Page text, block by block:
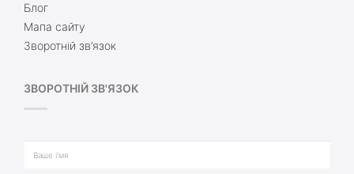
Блог
Мапа сайту
Зворотній зв’язок
ЗВОРОТНІЙ ЗВ'ЯЗОК